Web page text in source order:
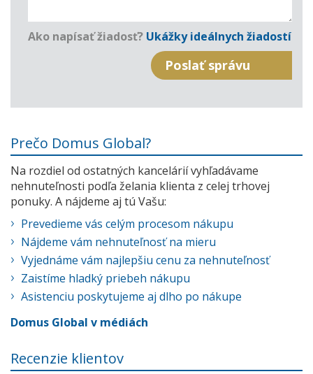
Ako napísať žiadosť? Ukážky ideálnych žiadostí
Prečo Domus Global?
Na rozdiel od ostatných kancelárií vyhľadávame
nehnuteľnosti podľa želania klienta z celej trhovej
ponuky. A nájdeme aj tú Vašu:
Prevedieme vás celým procesom nákupu
Nájdeme vám nehnuteľnosť na mieru
Vyjednáme vám najlepšiu cenu za nehnuteľnosť
Zaistíme hladký priebeh nákupu
Asistenciu poskytujeme aj dlho po nákupe
Domus Global v médiách
Recenzie klientov